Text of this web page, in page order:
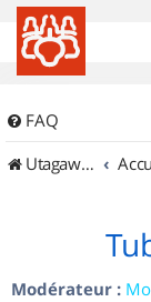
FAQ
UtagawaVTT (Randos VTT et VTTAE avec traces GPS)
Modérateur :